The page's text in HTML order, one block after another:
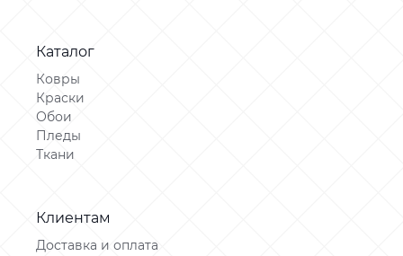
Каталог
Ковры
Краски
Обои
Пледы
Ткани
Клиентам
Доставка и оплата